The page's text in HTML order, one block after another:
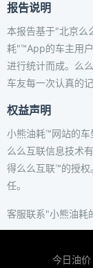
报告说明
本报告基于"北京么
耗"™App的车主用
进行统计而成。么
车友每一次认真的记
权益声明
小熊油耗™网站的
么么互联信息技术
得么么互联™的授
任。
客服联系"小熊油耗
今日油价